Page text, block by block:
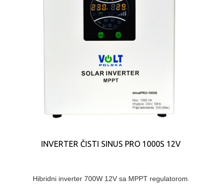
INVERTER ČISTI SINUS PRO 1000S 12V
Hibridni inverter 700W 12V sa MPPT regulatorom.